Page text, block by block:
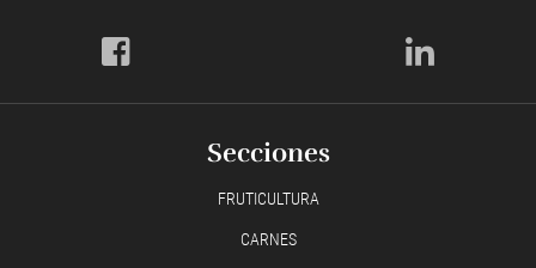
Secciones
FRUTICULTURA
CARNES